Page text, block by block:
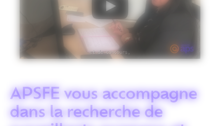
APSFE vous accompagne
dans la recherche de